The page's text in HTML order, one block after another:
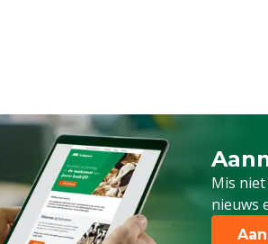
Mis
nieuws
Schrijf